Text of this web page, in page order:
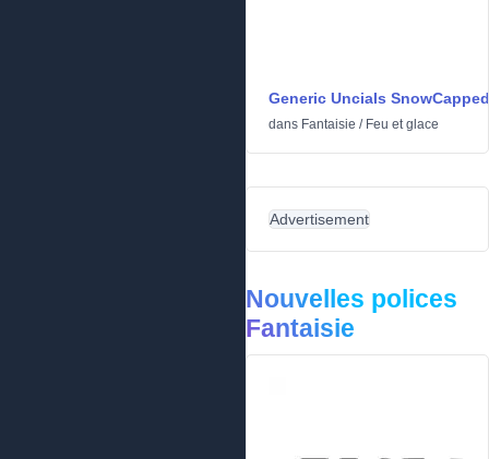
Generic Uncials SnowCapped
dans Fantaisie / Feu et glace
Advertisement
Nouvelles polices
Fantaisie